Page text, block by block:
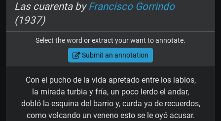
Las cuarenta byFrancisco Gorrindo
(1937)
Select the word or extract your want to annotate.
Submit an annotation
Con el pucho de la vida apretado entre los labios,
la mirada turbia y fría, un poco lerdo el andar,
dobló la esquina del barrio y, curda ya de recuerdos,
como volcando un veneno esto se le oyó acusar.